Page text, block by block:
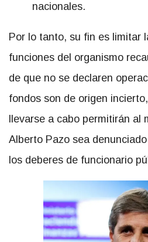
nacionales.
Por lo tanto, su fin es limitar
funciones del organismo
de que no se declaren
fondos son de origen
llevarse a cabo permitirán al
Alberto Pazo sea
los deberes de funcionario